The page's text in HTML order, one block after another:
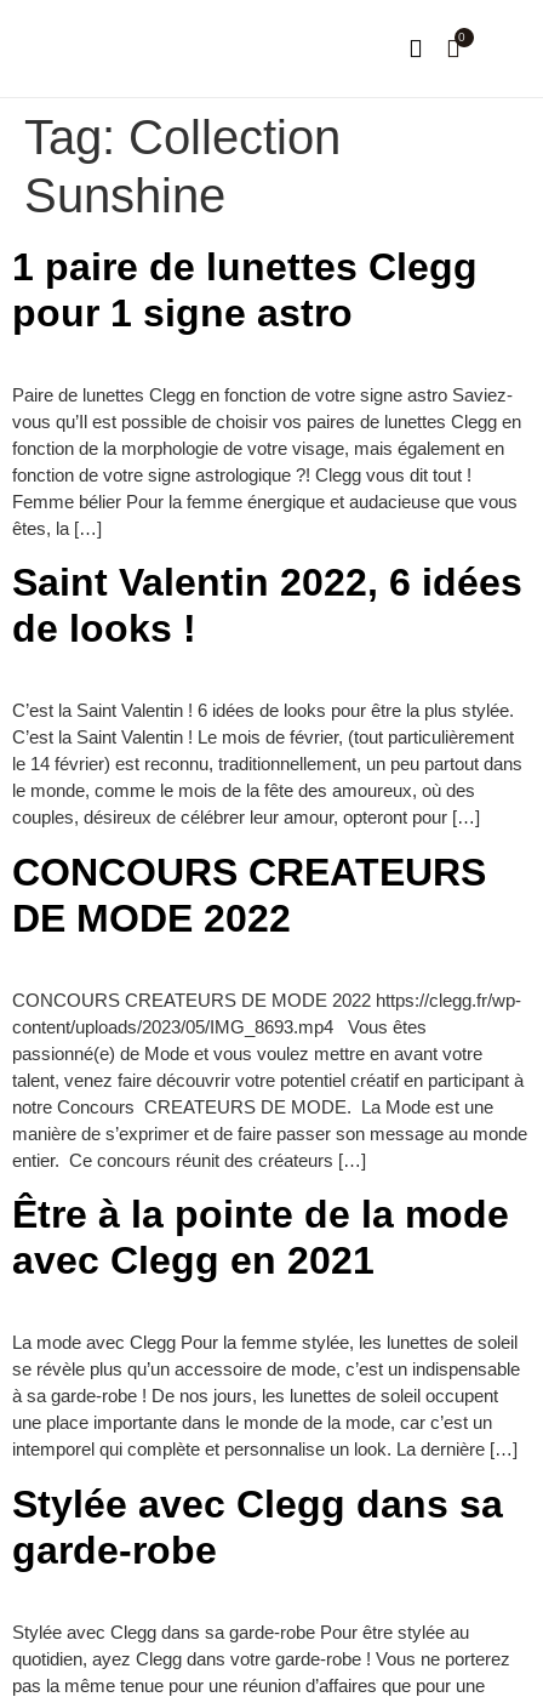
0
Tag: Collection
Sunshine
1 paire de lunettes Clegg
pour 1 signe astro
Paire de lunettes Clegg en fonction de votre signe astro Saviez-
vous qu’Il est possible de choisir vos paires de lunettes Clegg en
fonction de la morphologie de votre visage, mais également en
fonction de votre signe astrologique ?! Clegg vous dit tout !
Femme bélier Pour la femme énergique et audacieuse que vous
êtes, la […]
Saint Valentin 2022, 6 idées
de looks !
C’est la Saint Valentin ! 6 idées de looks pour être la plus stylée.
C’est la Saint Valentin ! Le mois de février, (tout particulièrement
le 14 février) est reconnu, traditionnellement, un peu partout dans
le monde, comme le mois de la fête des amoureux, où des
couples, désireux de célébrer leur amour, opteront pour […]
CONCOURS CREATEURS
DE MODE 2022
CONCOURS CREATEURS DE MODE 2022 https://clegg.fr/wp-
content/uploads/2023/05/IMG_8693.mp4 Vous êtes
passionné(e) de Mode et vous voulez mettre en avant votre
talent, venez faire découvrir votre potentiel créatif en participant à
notre Concours CREATEURS DE MODE. La Mode est une
manière de s’exprimer et de faire passer son message au monde
entier. Ce concours réunit des créateurs […]
Être à la pointe de la mode
avec Clegg en 2021
La mode avec Clegg Pour la femme stylée, les lunettes de soleil
se révèle plus qu’un accessoire de mode, c’est un indispensable
à sa garde-robe ! De nos jours, les lunettes de soleil occupent
une place importante dans le monde de la mode, car c’est un
intemporel qui complète et personnalise un look. La dernière […]
Stylée avec Clegg dans sa
garde-robe
Stylée avec Clegg dans sa garde-robe Pour être stylée au
quotidien, ayez Clegg dans votre garde-robe ! Vous ne porterez
pas la même tenue pour une réunion d’affaires que pour une